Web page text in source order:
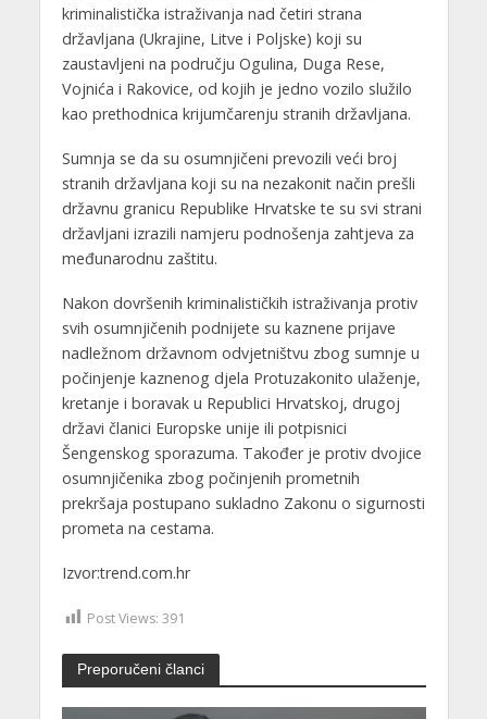
kriminalistička istraživanja nad četiri strana
državljana (Ukrajine, Litve i Poljske) koji su
zaustavljeni na području Ogulina, Duga Rese,
Vojnića i Rakovice, od kojih je jedno vozilo služilo
kao prethodnica krijumčarenju stranih državljana.
Sumnja se da su osumnjičeni prevozili veći broj
stranih državljana koji su na nezakonit način prešli
državnu granicu Republike Hrvatske te su svi strani
državljani izrazili namjeru podnošenja zahtjeva za
međunarodnu zaštitu.
Nakon dovršenih kriminalističkih istraživanja protiv
svih osumnjičenih podnijete su kaznene prijave
nadležnom državnom odvjetništvu zbog sumnje u
počinjenje kaznenog djela Protuzakonito ulaženje,
kretanje i boravak u Republici Hrvatskoj, drugoj
državi članici Europske unije ili potpisnici
Šengenskog sporazuma. Također je protiv dvojice
osumnjičenika zbog počinjenih prometnih
prekršaja postupano sukladno Zakonu o sigurnosti
prometa na cestama.
Izvor:trend.com.hr
Post Views: 391
Preporučeni članci